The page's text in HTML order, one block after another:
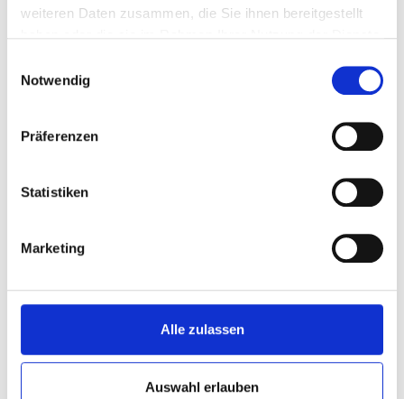
weiteren Daten zusammen, die Sie ihnen bereitgestellt
Notwendig
Präferenzen
Statistiken
Marketing
Alle zulassen
Auswahl erlauben
ABSCHLUSSVERANSTALTUNG AM 16.06.2025
ENDBERICHT THEMENJAHR WOHNEN
KONTAKT
Stadt Oberhausen
46045 Oberhausen
E-Mail:daniel.blaszczak@oberhausen.de
DOWNLOADS
InWIS Ergebnisbericht Themenjahr Wohnen